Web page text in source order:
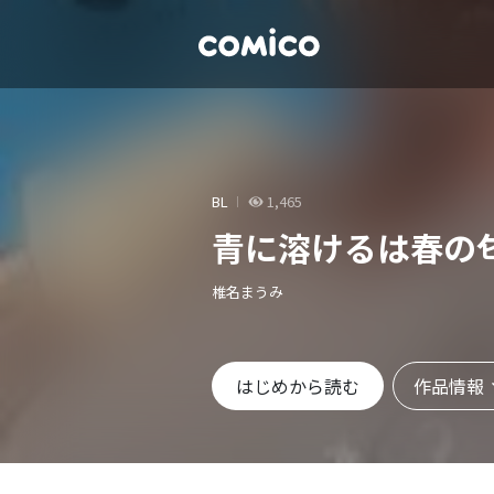
BL 1,465
青に溶けるは春の
椎名まうみ
はじめから読む 作品情報